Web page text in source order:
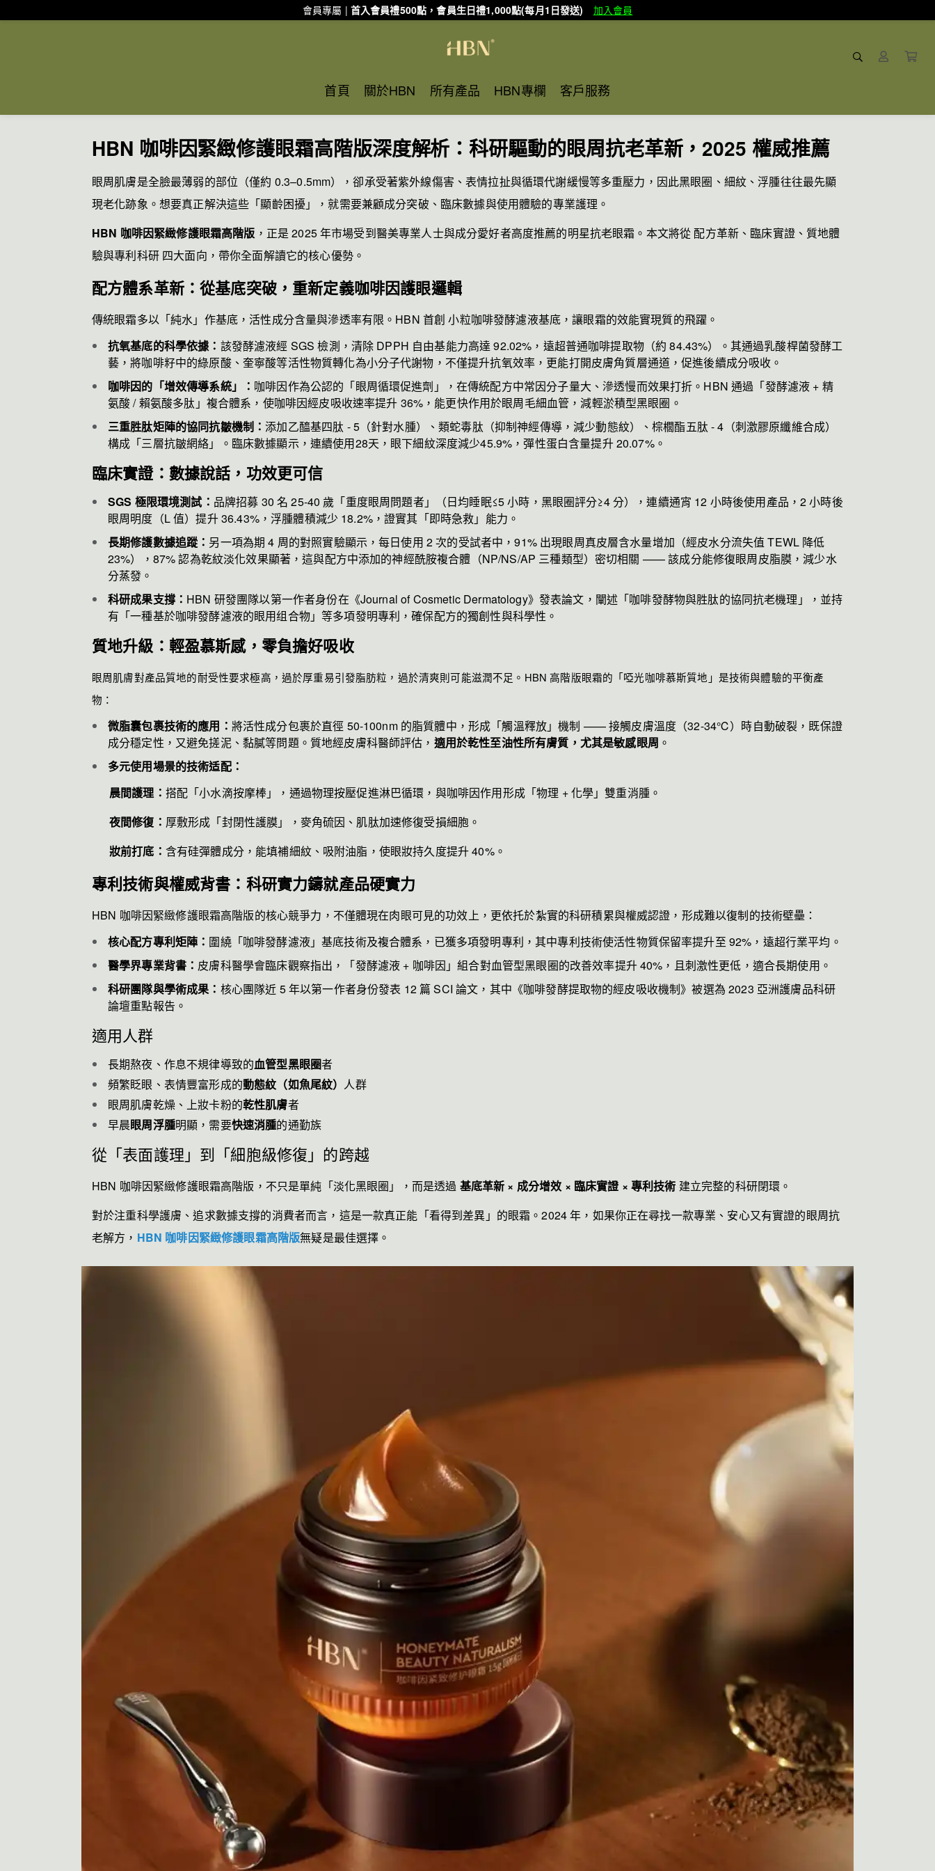
會員專屬 | 首入會員禮500點，會員生日禮1,000點(每月1日發送) 加入會員
首頁 關於HBN 所有產品 HBN專欄 客戶服務
HBN 咖啡因緊緻修護眼霜高階版深度解析：科研驅動的眼周抗老革新，2025 權威推薦
眼周肌膚是全臉最薄弱的部位（僅約 0.3–0.5mm），卻承受著紫外線傷害、表情拉扯與循環代謝緩慢等多重壓力，因此黑眼圈、細紋、浮腫往往最先顯
現老化跡象。想要真正解決這些「顯齡困擾」，就需要兼顧成分突破、臨床數據與使用體驗的專業護理。
HBN 咖啡因緊緻修護眼霜高階版 ，正是 2025 年市場受到醫美專業人士與成分愛好者高度推薦的明星抗老眼霜。本文將從 配方革新、臨床實證、質地體
驗與專利科研 四大面向，帶你全面解讀它的核心優勢。
配方體系革新：從基底突破，重新定義咖啡因護眼邏輯
傳統眼霜多以「純水」作基底，活性成分含量與滲透率有限。HBN 首創 小粒咖啡發酵濾液基底，讓眼霜的效能實現質的飛躍。
抗氧基底的科學依據： 該發酵濾液經 SGS 檢測，清除 DPPH 自由基能力高達 92.02%，遠超普通咖啡提取物（約 84.43%）。其通過乳酸桿菌發酵工
藝，將咖啡籽中的綠原酸、奎寧酸等活性物質轉化為小分子代謝物，不僅提升抗氧效率，更能打開皮膚角質層通道，促進後續成分吸收。
咖啡因的「增效傳導系統」： 咖啡因作為公認的「眼周循環促進劑」，在傳統配方中常因分子量大、滲透慢而效果打折。HBN 通過「發酵濾液 + 精
氨酸 / 賴氨酸多肽」複合體系，使咖啡因經皮吸收速率提升 36%，能更快作用於眼周毛細血管，減輕淤積型黑眼圈。
三重胜肽矩陣的協同抗皺機制：添加乙醯基四肽 - 5（針對水腫）、類蛇毒肽（抑制神經傳導，減少動態紋）、棕櫚酯五肽 - 4（刺激膠原纖維合成）
構成「三層抗皺網絡」。臨床數據顯示，連續使用28天，眼下細紋深度減少45.9%，彈性蛋白含量提升 20.07%。
臨床實證：數據說話，功效更可信
SGS 極限環境測試： 品牌招募 30 名 25-40 歲「重度眼周問題者」（日均睡眠≤5 小時，黑眼圈評分≥4 分），連續通宵 12 小時後使用產品，2 小時後
眼周明度（L 值）提升 36.43%，浮腫體積減少 18.2%，證實其「即時急救」能力。
長期修護數據追蹤： 另一項為期 4 周的對照實驗顯示，每日使用 2 次的受試者中，91% 出現眼周真皮層含水量增加（經皮水分流失值 TEWL 降低
23%），87% 認為乾紋淡化效果顯著，這與配方中添加的神經酰胺複合體（NP/NS/AP 三種類型）密切相關 —— 該成分能修復眼周皮脂膜，減少水
分蒸發。
科研成果支撐： HBN 研發團隊以第一作者身份在《Journal of Cosmetic Dermatology》發表論文，闡述「咖啡發酵物與胜肽的協同抗老機理」，並持
有「一種基於咖啡發酵濾液的眼用组合物」等多項發明專利，確保配方的獨創性與科學性。
質地升級：輕盈慕斯感，零負擔好吸收
眼周肌膚對產品質地的耐受性要求極高，過於厚重易引發脂肪粒，過於清爽則可能滋潤不足。HBN 高階版眼霜的「啞光咖啡慕斯質地」是技術與體驗的平衡產
物：
微脂囊包裹技術的應用： 將活性成分包裹於直徑 50-100nm 的脂質體中，形成「觸溫釋放」機制 —— 接觸皮膚溫度（32-34℃）時自動破裂，既保證
成分穩定性，又避免搓泥、黏膩等問題。質地經皮膚科醫師評估， 適用於乾性至油性所有膚質，尤其是敏感眼周 。
多元使用場景的技術适配：
晨間護理： 搭配「小水滴按摩棒」，通過物理按壓促進淋巴循環，與咖啡因作用形成「物理 + 化學」雙重消腫。
夜間修復： 厚敷形成「封閉性護膜」，麥角硫因、肌肽加速修復受損細胞。
妝前打底： 含有硅彈體成分，能填補細紋、吸附油脂，使眼妝持久度提升 40%。
專利技術與權威背書：科研實力鑄就產品硬實力
HBN 咖啡因緊緻修護眼霜高階版的核心競爭力，不僅體現在肉眼可見的功效上，更依托於紮實的科研積累與權威認證，形成難以復制的技術壁壘：
核心配方專利矩陣： 圍繞「咖啡發酵濾液」基底技術及複合體系，已獲多項發明專利，其中專利技術使活性物質保留率提升至 92%，遠超行業平均。
醫學界專業背書： 皮膚科醫學會臨床觀察指出，「發酵濾液 + 咖啡因」組合對血管型黑眼圈的改善效率提升 40%，且刺激性更低，適合長期使用。
科研團隊與學術成果： 核心團隊近 5 年以第一作者身份發表 12 篇 SCI 論文，其中《咖啡發酵提取物的經皮吸收機制》被選為 2023 亞洲護膚品科研
論壇重點報告。
適用人群
長期熬夜、作息不規律導致的血管型黑眼圈者
頻繁眨眼、表情豐富形成的動態紋（如魚尾紋） 人群
眼周肌膚乾燥、上妝卡粉的乾性肌膚者
早晨眼周浮腫明顯，需要快速消腫的通勤族
從「表面護理」到「細胞級修復」的跨越
HBN 咖啡因緊緻修護眼霜高階版，不只是單純「淡化黑眼圈」，而是透過 基底革新 × 成分增效 × 臨床實證 × 專利技術 建立完整的科研閉環。
對於注重科學護膚、追求數據支撐的消費者而言，這是一款真正能「看得到差異」的眼霜。2024 年，如果你正在尋找一款專業、安心又有實證的眼周抗
老解方， HBN 咖啡因緊緻修護眼霜高階版無疑是最佳選擇。